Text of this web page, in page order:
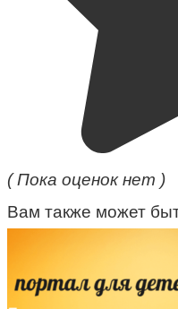
( Пока оценок нет )
Вам также может